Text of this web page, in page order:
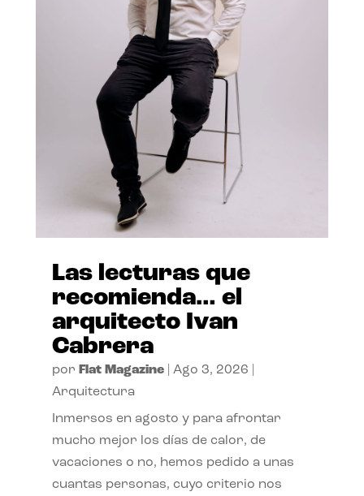
Las lecturas que
recomienda… el
arquitecto Ivan
Cabrera
por Flat Magazine| Ago 3, 2026
Arquitectura
Inmersos en agosto y para afrontar
mucho mejor los días de calor, de
vacaciones o no, hemos pedido a unas
cuantas personas, cuyo criterio nos